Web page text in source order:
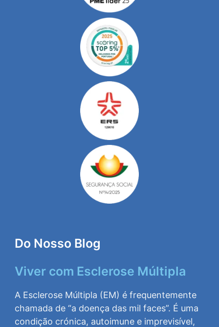
Do Nosso Blog
Viver com Esclerose Múltipla
A Esclerose Múltipla (EM) é frequentemente
chamada de “a doença das mil faces”. É uma
condição crónica, autoimune e imprevisível,